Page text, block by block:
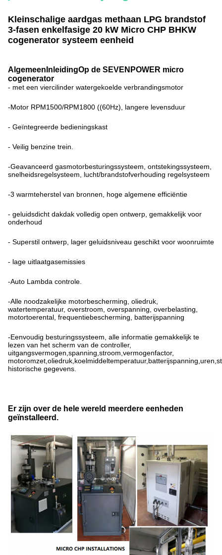
Kleinschalige aardgas methaan LPG brandstof
3-fasen enkelfasige 20 kW Micro CHP BHKW
cogenerator systeem eenheid
Algemeen InleidingOp de SEVENPOWER micro
cogenerator
- met een viercilinder watergekoelde verbrandingsmotor
-Motor RPM1500/RPM1800 ((60Hz), langere levensduur
- Geïntegreerde bedieningskast
- Veilig benzine trein.
-Geavanceerd gasmotorbesturingssysteem, ontstekingssysteem,
snelheidsregelsysteem, lucht/brandstofverhouding regelsysteem
-3 warmteherstel van bronnen, hoge algemene efficiëntie
- geluidsdicht dakdak volledig open ontwerp, gemakkelijk voor
onderhoud
- Superstil ontwerp, lager geluidsniveau geschikt voor woonruimte
- lage uitlaatgasemissies
-Auto Lambda controle.
-Alle noodzakelijke motorbescherming, oliedruk,
watertemperatuur, overstroom, overspanning, overbelasting,
motortoerental, frequentiebescherming, batterijspanning
-Eenvoudig besturingssysteem, alle informatie gemakkelijk te
lezen van het scherm van de controller,
uitgangsvermogen,spanning,stroom,vermogenfactor,
historische gegevens.
Er zijn over de hele wereld meerdere eenheden
geïnstalleerd.